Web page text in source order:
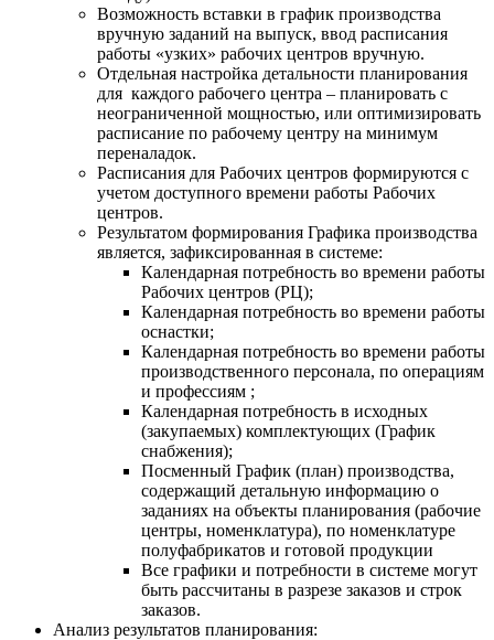
Возможность вставки в график производства
вручную заданий на выпуск, ввод расписания
работы «узких» рабочих центров вручную.
Отдельная настройка детальности планирования
для каждого рабочего центра – планировать с
неограниченной мощностью, или оптимизировать
расписание по рабочему центру на минимум
переналадок.
Расписания для Рабочих центров формируются с
учетом доступного времени работы Рабочих
центров.
Результатом формирования Графика производства
является, зафиксированная в системе:
Календарная потребность во времени работы
Рабочих центров (РЦ);
Календарная потребность во времени работы
оснастки;
Календарная потребность во времени работы
производственного персонала, по операциям
и профессиям ;
Календарная потребность в исходных
(закупаемых) комплектующих (График
снабжения);
Посменный График (план) производства,
содержащий детальную информацию о
заданиях на объекты планирования (рабочие
центры, номенклатура), по номенклатуре
полуфабрикатов и готовой продукции
Все графики и потребности в системе могут
быть рассчитаны в разрезе заказов и строк
заказов.
Анализ результатов планирования: